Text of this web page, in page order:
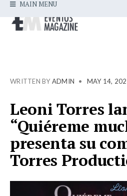
MAIN MENU
WRITTEN BY ADMIN • MAY 14,
Leoni Torres
“Quiéreme
presenta su
Torres